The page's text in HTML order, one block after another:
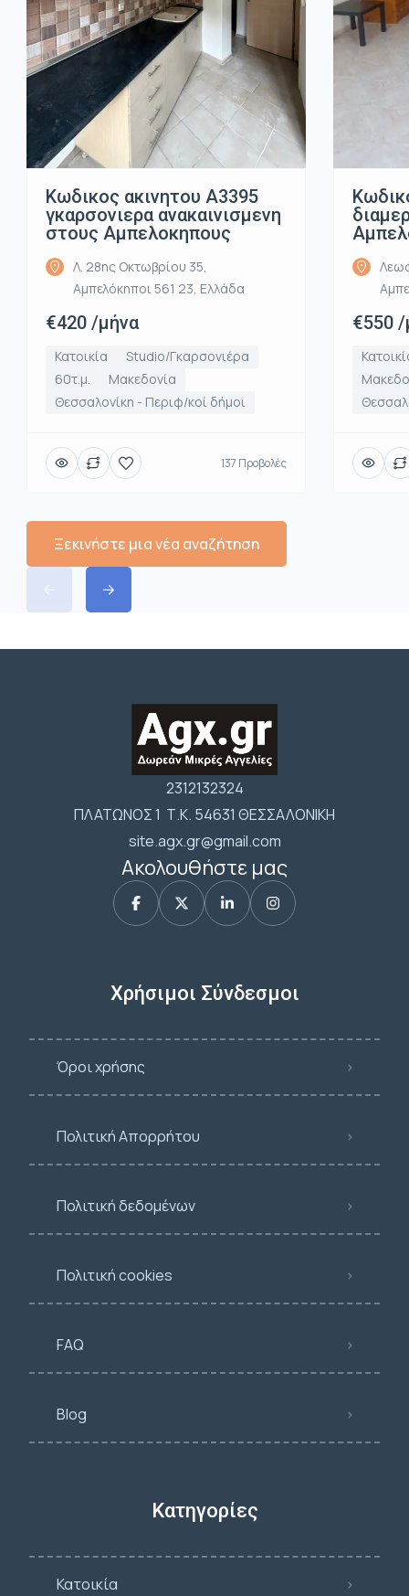
Κωδικος ακινητου Α3395
γκαρσονιερα ανακαινισμενη
στους Αμπελοκηπους
Λ. 28ης Οκτωβρίου 35,
Αμπελόκηποι 561 23, Ελλάδα
€420 /μήνα
Κατοικία
Studio/Γκαρσονιέρα
60τ.μ.
Μακεδονία
Θεσσαλονίκη - Περιφ/κοί δήμοι
137 Προβολές
€550
Ξεκινήστε μια νέα αναζήτηση
2312132324
ΠΛΑΤΩΝΟΣ 1 Τ.Κ. 54631 ΘΕΣΣΑΛΟΝΙΚΗ
site.agx.gr@gmail.com
Ακολουθήστε μας
Χρήσιμοι Σύνδεσμοι
Όροι χρήσης
Πολιτική Απορρήτου
Πολιτική δεδομένων
Πολιτική cookies
FAQ
Blog
Κατηγορίες
Κατοικία